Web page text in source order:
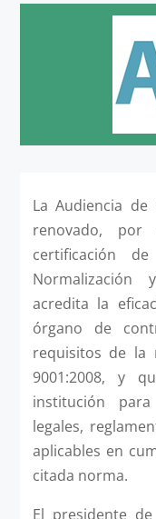
La Audiencia de
renovado, por
certificación
Normalización
acredita la
órgano de
requisitos de la
9001:2008, y
institución
legales,
aplicables en
citada norma.
El presidente